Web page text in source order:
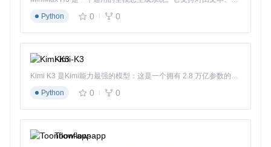
藏，既满足创作者确认调节结果的需求，又避免长时间视觉干
扰。配合快捷键Ctrl+Shift+V
办公会议场景
在视频会议软件运行时，建议启用"静音优先"模式。该模式会
自动检测会议进程，当检测到Zoom、Teams等程序处于活动
状态时，不仅隐藏音量调节弹窗，还会同步屏蔽系统提示音，
防止会议过程中的意外干扰。通过右键托盘图标可快速切换此
模式。
技术原理解析：揭秘无感知拦截的实现机制
Python
0 0
Kimi-K3
Kimi K3 是Kimi能力最强的模型：这是一个拥有 2.8 万亿参数的混合专家（MoE）模型，具备原生视觉理解能力，并支持 100 万 token 的上下文窗口。
Python
0 0
Toonflow-app